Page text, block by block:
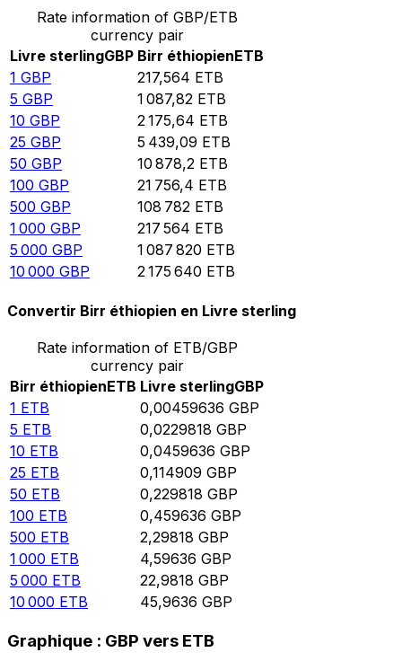
Rate information of GBP/ETB
currency pair
Livre sterlingGBP Birr éthiopienETB
1 GBP 217,564 ETB
5 GBP 1 087,82 ETB
10 GBP 2 175,64 ETB
25 GBP 5 439,09 ETB
50 GBP 10 878,2 ETB
100 GBP 21 756,4 ETB
500 GBP 108 782 ETB
1 000 GBP 217 564 ETB
5 000 GBP 1 087 820 ETB
10 000 GBP 2 175 640 ETB
Convertir Birr éthiopien en Livre sterling
Rate information of ETB/GBP
currency pair
Birr éthiopienETB Livre sterlingGBP
1 ETB 0,00459636 GBP
5 ETB 0,0229818 GBP
10 ETB 0,0459636 GBP
25 ETB 0,114909 GBP
50 ETB 0,229818 GBP
100 ETB 0,459636 GBP
500 ETB 2,29818 GBP
1 000 ETB 4,59636 GBP
5 000 ETB 22,9818 GBP
10 000 ETB 45,9636 GBP
Graphique : GBP vers ETB